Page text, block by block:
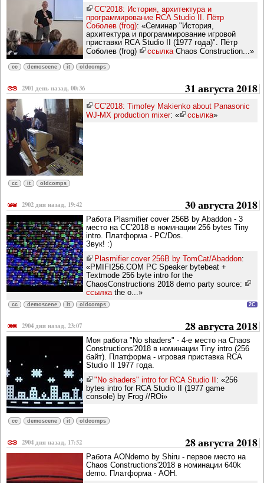
CC'2018: История, архитектура и
программирование RCA Studio II. Пётр
Соболев (frog): «Семинар "История,
архитектура и программирование игровой
приставки RCA Studio II (1977 года)". Пётр
Соболев (frog)
ссылкаChaos Construction...»
cc demoscene it oldcomps
2901 день назад, 00:36 31 августа 2018
CC'2018: Timofey Makienko about Panasonic
WJ-MX production mixer: « ссылка»
cc it oldcomps
2902 дня назад, 19:42 30 августа 2018
Работа Plasmifier cover 256B by Abaddon - 3
место на CC'2018 в номинации 256 bytes Tiny
intro. Платформа - PC/Dos.
Звук! :)
Plasmifier cover 256B by TomCat/Abaddon:
«PMIFI256.COM PC Speaker bytebeat +
Textmode 256 byte intro for the
ChaosConstructions 2018 demo party source:
ссылкаthe o...»
cc demoscene it oldcomps 2C
2904 дня назад, 23:07 28 августа 2018
Моя работа "No shaders" - 4-е место на Chaos
Constructions'2018 в номинации Tiny intro (256
байт). Платформа - игровая приставка RCA
Studio II 1977 года.
"No shaders" intro for RCA Studio II : «256
bytes intro for RCA Studio II (1977 game
console) by Frog //ROi»
cc demoscene it oldcomps
2904 дня назад, 17:52 28 августа 2018
Работа AONdemo by Shiru - первое место на
Chaos Constructions'2018 в номинации 640k
demo. Платформа - АОН.